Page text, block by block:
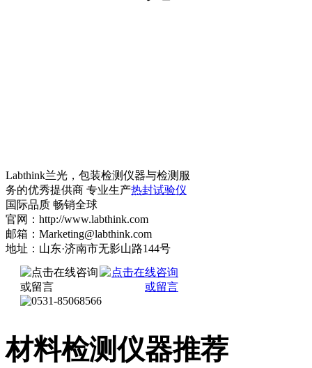
Labthink兰光，包装检测仪器与检测服
务的优秀提供商 专业生产热封试验仪
国际品质 畅销全球
官网：http://www.labthink.com
邮箱：Marketing@labthink.com
地址：山东·济南市无影山路144号
材料检测仪器推荐